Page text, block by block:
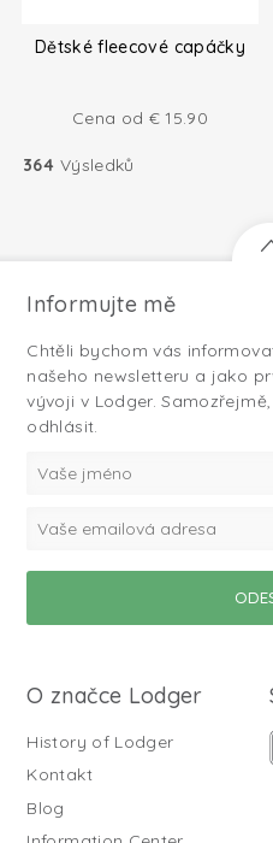
Dětské fleecové capáčky
Cena od € 15.90
364 Výsledků
Informujte mě
Chtěli bychom vás
našeho newsletteru a jako
vývoji v Lodger.
odhlásit.
O značce Lodger
History of Lodger
Kontakt
Blog